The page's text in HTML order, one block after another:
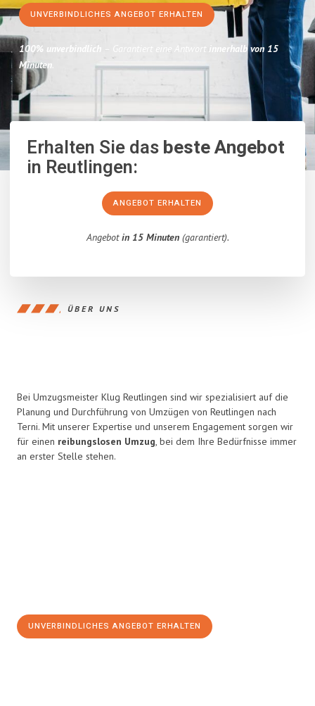
UNVERBINDLICHES ANGEBOT ERHALTEN
100% unverbindlich – Garantiert eine Antwort innerhalb von 15
Minuten.
Erhalten Sie dasbeste Angebot
in Reutlingen:
ANGEBOT ERHALTEN
Angebotin 15 Minuten(garantiert).
ÜBER UNS
Bei Umzugsmeister Klug Reutlingen sind wir spezialisiert auf die
Planung und Durchführung von Umzügen von Reutlingen nach
Terni. Mit unserer Expertise und unserem Engagement sorgen wir
für einen reibungslosen Umzug, bei dem Ihre Bedürfnisse immer
an erster Stelle stehen.
UNVERBINDLICHES ANGEBOT ERHALTEN